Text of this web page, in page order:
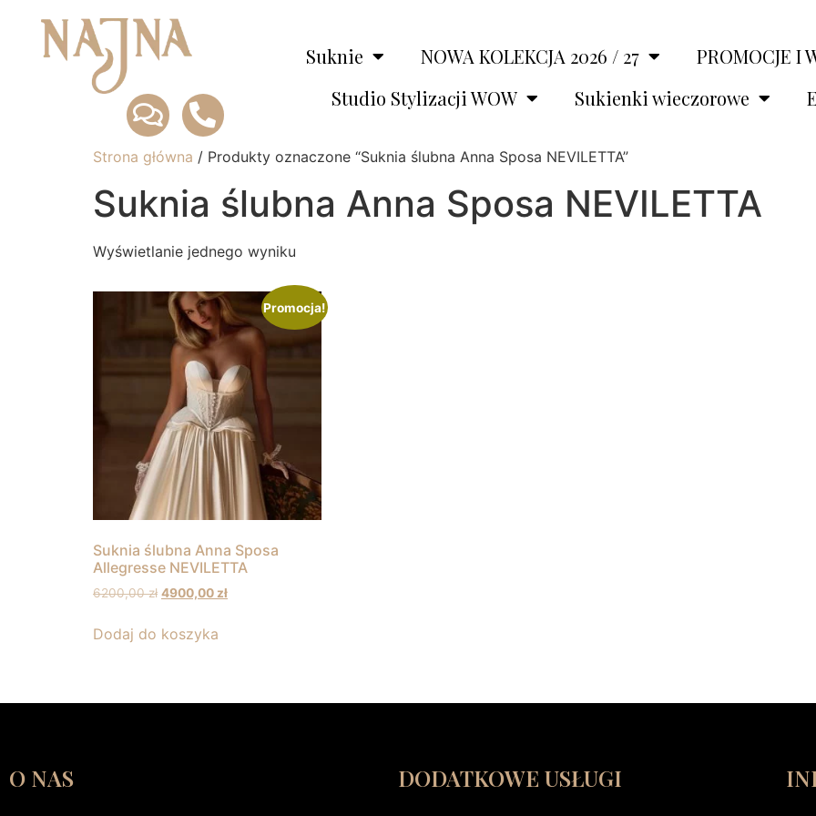
Suknie NOWA KOLEKCJA 2026 / 27
PROMOCJE I
Studio Stylizacji WOW
Sukienki wieczorowe
Strona główna / Produkty oznaczone “Suknia ślubna Anna Sposa NEVILETTA”
Suknia ślubna Anna Sposa NEVILETTA
Wyświetlanie jednego wyniku
Promocja!
Suknia ślubna Anna Sposa
Allegresse NEVILETTA
6200,00zł 4900,00 zł
Dodaj do koszyka
O NAS DODATKOWE USŁUGI